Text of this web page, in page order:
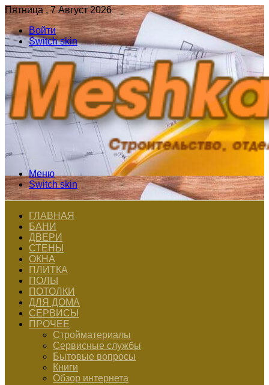
Пятница , 7 Август 2026
Войти
Switch skin
Меню
Switch skin
ГЛАВНАЯ
БАНИ
ДВЕРИ
СТЕНЫ
ОКНА
ПЛИТКА
ПОЛЫ
ПОТОЛКИ
ДЛЯ ДОМА
СЕРВИСЫ
ПРОЧЕЕ
Стройматериалы
Сервисные службы
Бытовые вопросы
Книги
Обзор интернета